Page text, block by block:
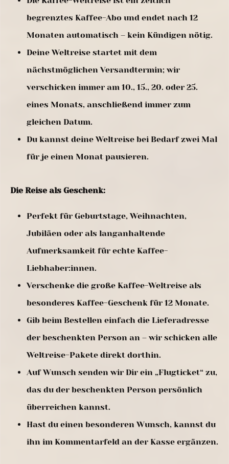
begrenztes Kaffee-Abo und endet nach 12
Monaten automatisch – kein Kündigen nötig.
Deine Weltreise startet mit dem
nächstmöglichen Versandtermin; wir
verschicken immer am 10., 15., 20. oder 25.
eines Monats, anschließend immer zum
gleichen Datum.
Du kannst deine Weltreise bei Bedarf zwei Mal
für je einen Monat pausieren.
Die Reise als Geschenk:
Perfekt für Geburtstage, Weihnachten,
Jubiläen oder als langanhaltende
Aufmerksamkeit für echte Kaffee-
Liebhaber:innen.
Verschenke die große Kaffee-Weltreise als
besonderes Kaffee-Geschenk für 12 Monate.
Gib beim Bestellen einfach die Lieferadresse
der beschenkten Person an – wir schicken alle
Weltreise-Pakete direkt dorthin.
Auf Wunsch senden wir Dir ein „Flugticket“ zu,
das du der beschenkten Person persönlich
überreichen kannst.
Hast du einen besonderen Wunsch, kannst du
ihn im Kommentarfeld an der Kasse ergänzen.